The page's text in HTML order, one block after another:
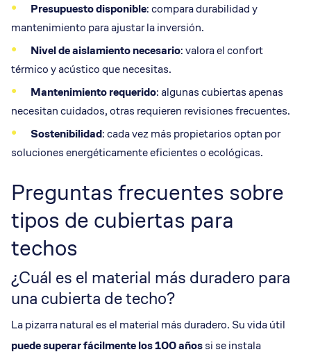
Presupuesto disponible: compara durabilidad y
mantenimiento para ajustar la inversión.
Nivel de aislamiento necesario: valora el confort
térmico y acústico que necesitas.
Mantenimiento requerido: algunas cubiertas apenas
necesitan cuidados, otras requieren revisiones frecuentes.
Sostenibilidad: cada vez más propietarios optan por
soluciones energéticamente eficientes o ecológicas.
Preguntas frecuentes sobre
tipos de cubiertas para
techos
¿Cuál es el material más duradero para
una cubierta de techo?
La pizarra natural es el material más duradero. Su vida útil
puede superar fácilmente los 100 añossi se instala